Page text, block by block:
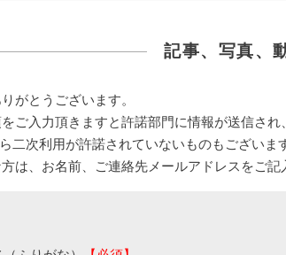
記事、写真、
がとうございます。
ご入力頂きますと許諾部門に情報が送信され
二次利用が許諾されていないものもございま
は、お名前、ご連絡先メールアドレスをご記